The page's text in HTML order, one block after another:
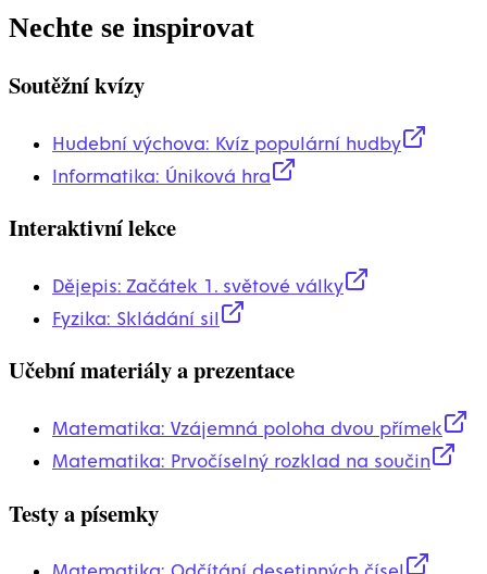
Nechte se inspirovat
Soutěžní kvízy
Hudební výchova: Kvíz populární hudby
Informatika: Úniková hra
Interaktivní lekce
Dějepis: Začátek 1. světové války
Fyzika: Skládání sil
Učební materiály a prezentace
Matematika: Vzájemná poloha dvou přímek
Matematika: Prvočíselný rozklad na součin
Testy a písemky